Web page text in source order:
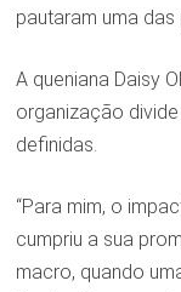
pautaram uma
A queniana Daisy
organização
definidas.
“Para mim, o
cumpriu a sua
macro, quando